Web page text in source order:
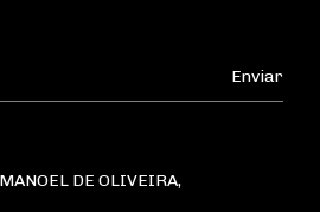
DE OLIVEIRA,